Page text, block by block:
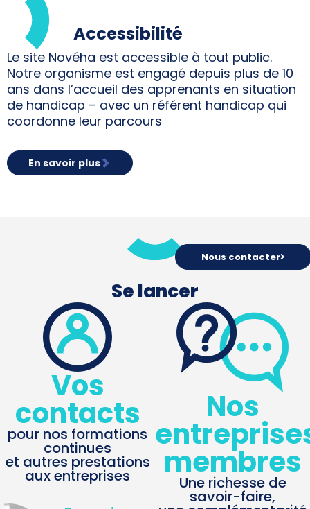
Accessibilité
Le site Novéha est accessible à tout public.
Notre organisme est engagé depuis plus de 10
ans dans l’accueil des apprenants en situation
de handicap – avec un référent handicap qui
coordonne leur parcours
En savoir plus
Se lancer
Vos
contacts
pour nos formations
continues
et autres prestations
aux entreprises
Nos
membres
Une richesse de
savoir-faire,
Nous contacter